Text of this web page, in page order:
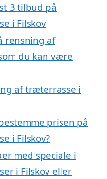
3 tilbud på
i Filskov
rensning af
du kan være
af træterrasse i
prisen på
i Filskov?
med speciale i
i Filskov eller